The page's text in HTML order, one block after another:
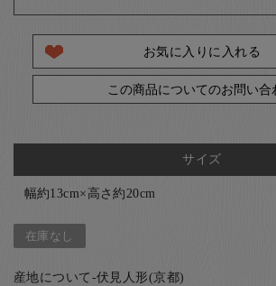
お気に入りに入れる
この商品についてのお問い合
サイズ
幅約13cm×高さ約20cm
在庫なし
産地について-伏見人形(京都)